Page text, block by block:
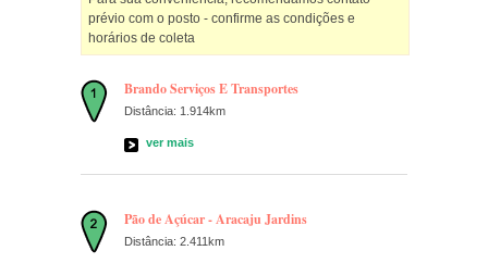
prévio com o posto - confirme as condições e
horários de coleta
Brando Serviços E Transportes
Distância: 1.914km
ver mais
Pão de Açúcar - Aracaju Jardins
Distância: 2.411km